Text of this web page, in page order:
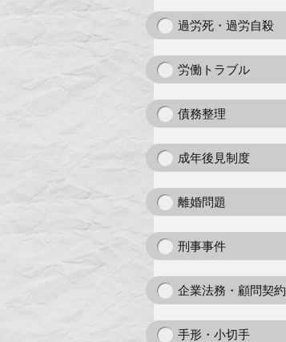
過労死・過労自殺
労働トラブル
債務整理
成年後見制度
離婚問題
刑事事件
企業法務・顧問契約
手形・小切手